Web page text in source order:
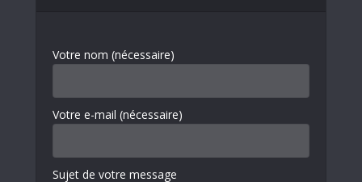
Votre nom (nécessaire)
Votre e-mail (nécessaire)
Sujet de votre message